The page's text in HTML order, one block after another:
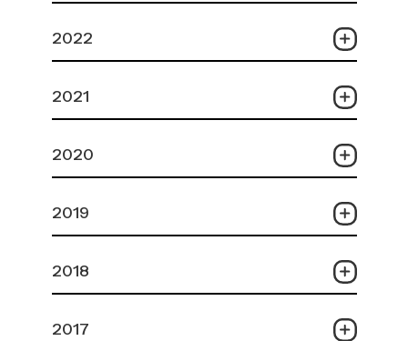
2022
2021
2020
2019
2018
2017